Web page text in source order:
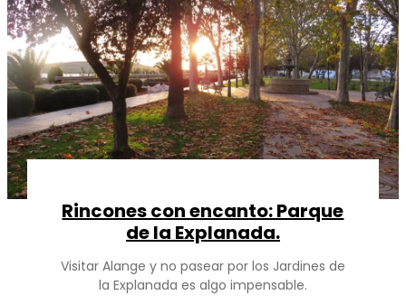
Rincones con encanto: Parque
de la Explanada.
Visitar Alange y no pasear por los Jardines de
la Explanada es algo impensable.